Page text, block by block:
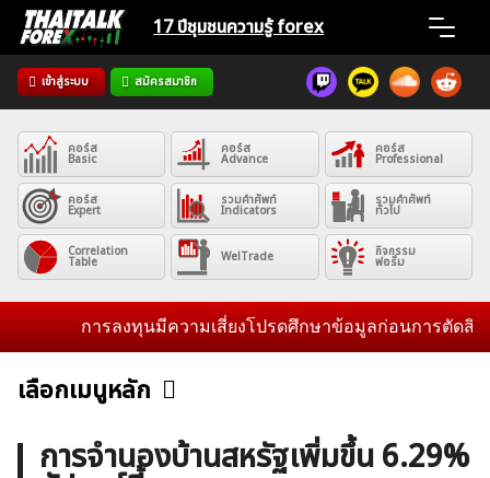
Skip
content
17 ปีชุมชนความรู้ forex
เข้าสู่ระบบ สมัครสมาชิก
Home
News
Articles
VPS Register
ค้นหา
สำหรับ:
คอร์ส
Basic
คอร์ส
Advance
คอร์ส
Professional
คอร์ส
Expert
รวมคำศัพท์
Indicators
รวมคำศัพท์
ทั่วไป
Correlation
Table WelTrade กิจกรรม
ฟอรั่ม
การลงทุนมีความเสี่ยงโปรดศึกษาข้อมูลก่อนการตัดสินใจล
เลือกเมนูหลัก
ข่าวฟอเร็กซ์และสกุลเงิน คริปโตเคอร์เรนซี
ฟรีซิกแนล รายวัน
การจำนองบ้านสหรัฐเพิ่มขึ้น 6.29%